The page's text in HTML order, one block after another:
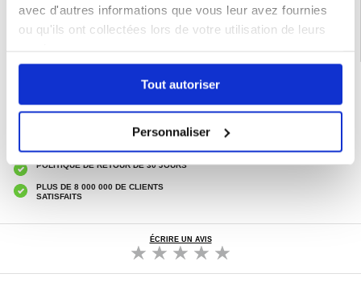
avec d'autres informations que vous leur avez fournies
ou qu'ils ont collectées lors de votre utilisation de leurs
Tout autoriser
Personnaliser
POUR LES MEMBRES DU CLUB24
POLITIQUE DE RETOUR DE 30 JOURS
PLUS DE 8 000 000 DE CLIENTS
SATISFAITS
ÉCRIRE UN AVIS